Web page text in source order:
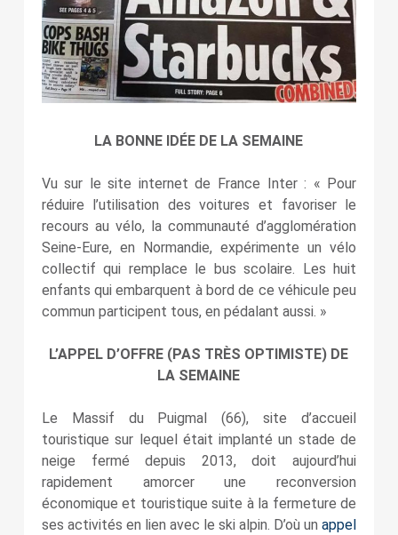
LA BONNE IDÉE DE LA SEMAINE
Vu sur le site internet de France Inter : « Pour
réduire l’utilisation des voitures et favoriser le
recours au vélo, la communauté d’agglomération
Seine-Eure, en Normandie, expérimente un vélo
collectif qui remplace le bus scolaire. Les huit
enfants qui embarquent à bord de ce véhicule peu
commun participent tous, en pédalant aussi. »
L’APPEL D’OFFRE (PAS TRÈS OPTIMISTE) DE
LA SEMAINE
Le Massif du Puigmal (66), site d’accueil
touristique sur lequel était implanté un stade de
neige fermé depuis 2013, doit aujourd’hui
rapidement amorcer une reconversion
économique et touristique suite à la fermeture de
ses activités en lien avec le ski alpin. D’où unappel